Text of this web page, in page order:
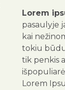
Lorem
pasaulyje
kai
tokiu būdu
tik penkis
Lorem